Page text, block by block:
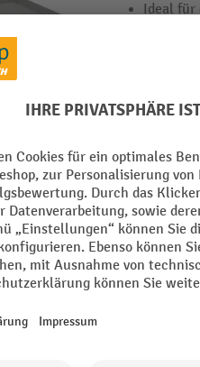
Ideal für
Verstellfuß-
Passend
Gleicht